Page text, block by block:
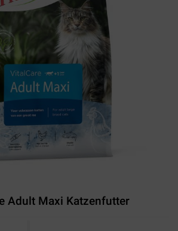
Adult Maxi Katzenfutter